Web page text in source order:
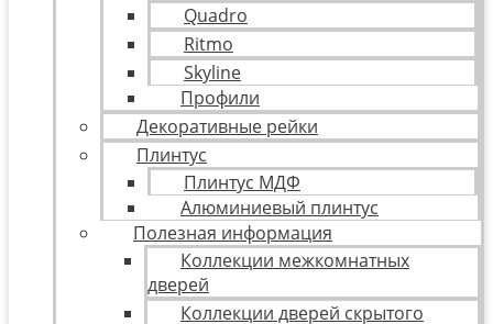
Quadro
Ritmo
Skyline
Профили
Декоративные рейки
Плинтус
Плинтус МДФ
Алюминиевый плинтус
Полезная информация
Коллекции межкомнатных
дверей
Коллекции дверей скрытого